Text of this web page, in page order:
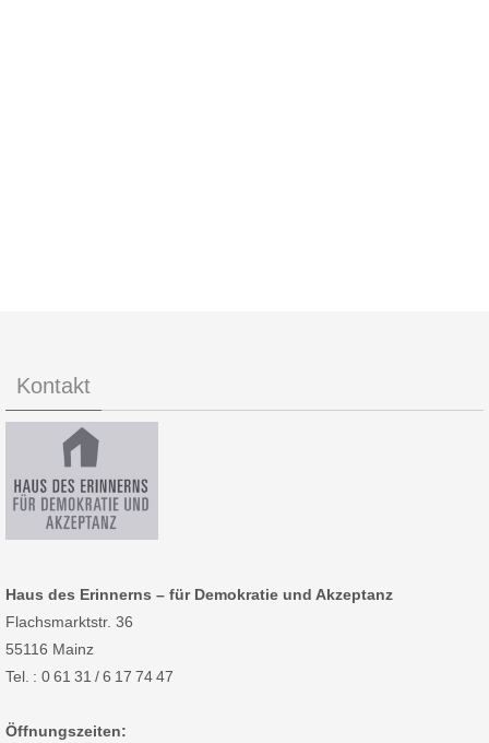
Kontakt
Haus des Erinnerns – für Demokratie und Akzeptanz
Flachsmarktstr. 36
55116 Mainz
Tel. : 0 61 31 / 6 17 74 47
Öffnungszeiten: